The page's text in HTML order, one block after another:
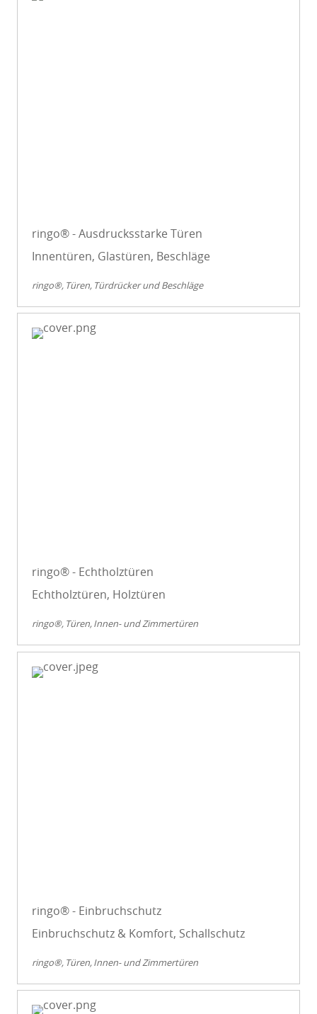
ringo® - Ausdrucksstarke Türen
Innentüren, Glastüren, Beschläge
ringo® Türen Türdrücker und Beschläge
ringo® - Echtholztüren
Echtholztüren, Holztüren
ringo® Türen Innen- und Zimmertüren
ringo® - Einbruchschutz
Einbruchschutz & Komfort, Schallschutz
ringo® Türen Innen- und Zimmertüren